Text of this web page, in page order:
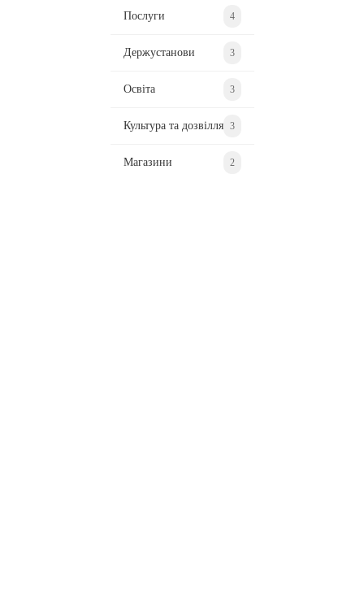
Послуги 4
Держустанови 3
Освіта 3
Культура та дозвілля 3
Магазини 2